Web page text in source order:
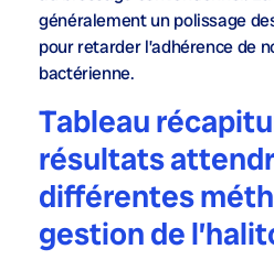
généralement un polissage
pour retarder l’adhérence de
bactérienne.
Tableau
résultats
différentes
gestion de